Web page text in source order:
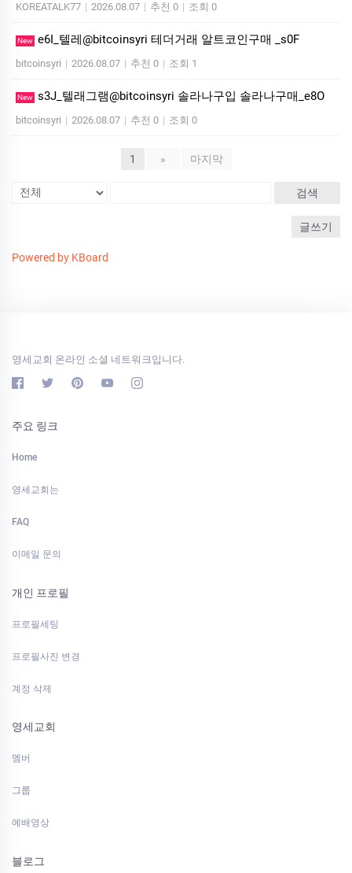
KOREATALK77 | 2026.08.07 | 추천 0 | 조회 0
New e6I_텔레@bitcoinsyri 테더거래 알트코인구매 _s0F
bitcoinsyri | 2026.08.07 | 추천 0 | 조회 1
New s3J_텔래그램@bitcoinsyri 솔라나구입 솔라나구매_e8O
bitcoinsyri | 2026.08.07 | 추천 0 | 조회 0
1 » 마지막
검색
글쓰기
Powered by KBoard
영세교회 온라인 소셜 네트워크입니다.
주요 링크
Home
영세교회는
FAQ
이메일 문의
개인 프로필
프로필세팅
프로필사진 변경
계정 삭제
영세교회
멤버
그룹
예배영상
블로그